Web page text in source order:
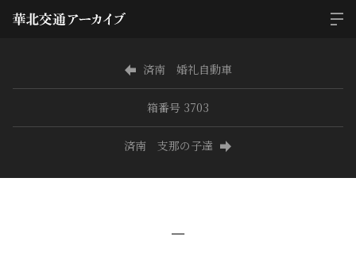
済南 婚礼自動車
箱番号 3703
済南 支那の子達
−